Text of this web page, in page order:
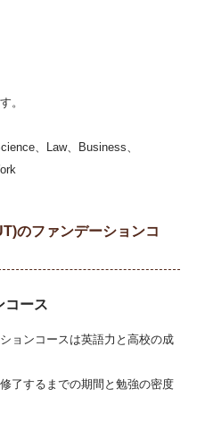
。
、Law、Business、
のファンデーションコ
コース
ョンコースは英語力と高校の成
了するまでの期間と勉強の密度